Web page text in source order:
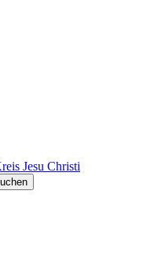
Jesu Christi